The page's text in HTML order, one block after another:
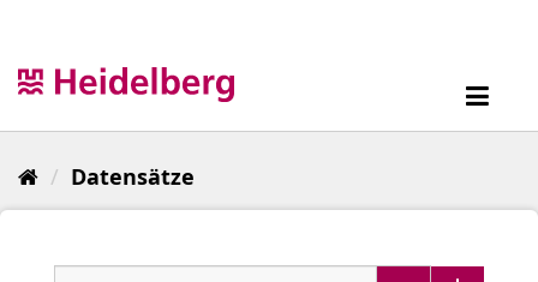
Datensätze